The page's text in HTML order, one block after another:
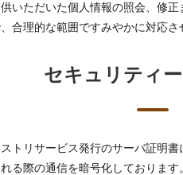
いただいた個人情報の照会、修
合理的な範囲ですみやかに対応さ
セキュリティ
トリサービス発行のサーバ証明
る際の通信を暗号化しております。